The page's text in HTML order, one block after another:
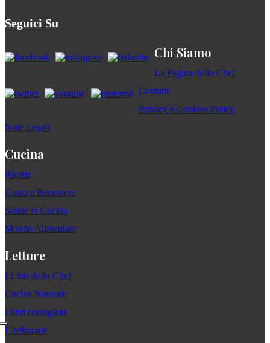
Seguici Su
Chi Siamo
La Pagina dello Chef
Contatti
Privacy e Cookies Policy
Note Legali
Cucina
Ricette
Gusto e Benessere
Salute in Cucina
Mondo Alimentare
Letture
I Libri dello Chef
Cucina Naturale
I libri consigliati
L'editoriale